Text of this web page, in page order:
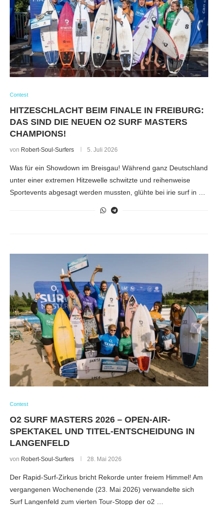
Contest
HITZESCHLACHT BEIM FINALE IN FREIBURG:
DAS SIND DIE NEUEN O2 SURF MASTERS
CHAMPIONS!
von Robert-Soul-Surfers 5. Juli 2026
Was für ein Showdown im Breisgau! Während ganz Deutschland
unter einer extremen Hitzewelle schwitzte und reihenweise
Sportevents abgesagt werden mussten, glühte bei irie surf in …
Contest
O2 SURF MASTERS 2026 – OPEN-AIR-
SPEKTAKEL UND TITEL-ENTSCHEIDUNG IN
LANGENFELD
von Robert-Soul-Surfers 28. Mai 2026
Der Rapid-Surf-Zirkus bricht Rekorde unter freiem Himmel! Am
vergangenen Wochenende (23. Mai 2026) verwandelte sich
Surf Langenfeld zum vierten Tour-Stopp der o2 …